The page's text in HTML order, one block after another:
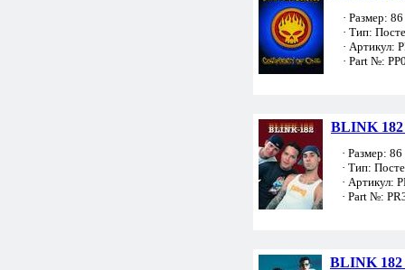
· Размер:
· Тип:
· Артикул:
· Part №:
BLINK
· Размер: 86
· Тип:
· Артикул:
· Part №:
BLINK 182